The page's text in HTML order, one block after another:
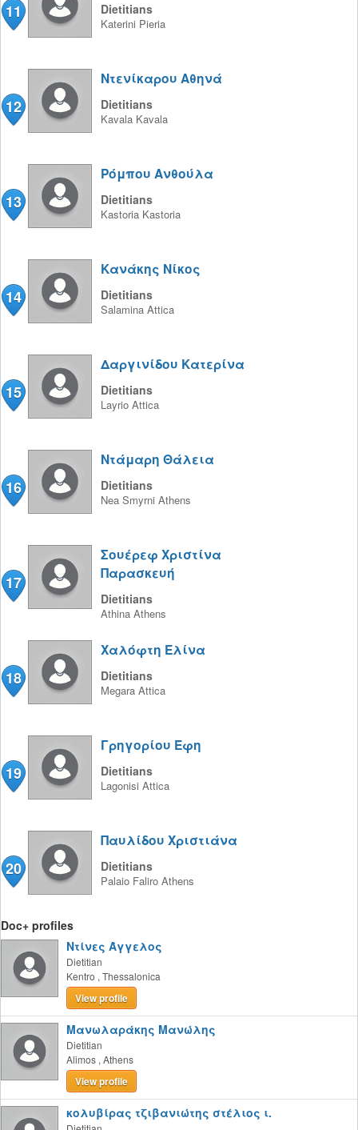
11 Dietitians
Katerini Pieria
12
Ντενίκαρου Αθηνά
Dietitians
Kavala Kavala
13
Ρόμπου Ανθούλα
Dietitians
Kastoria Kastoria
14
Κανάκης Νίκος
Dietitians
Salamina Attica
15
Δαργινίδου Κατερίνα
Dietitians
Layrio Attica
16
Ντάμαρη Θάλεια
Dietitians
Nea Smyrni Athens
17
Σουέρεφ Χριστίνα
Παρασκευή
Dietitians
Athina Athens
18
Χαλόφτη Ελίνα
Dietitians
Megara Attica
19
Γρηγορίου Έφη
Dietitians
Lagonisi Attica
20
Παυλίδου Χριστιάνα
Dietitians
Palaio Faliro Athens
Doc+ profiles
Ντίνες Άγγελος
Dietitian
Kentro , Thessalonica
View profile
Μανωλαράκης Μανώλης
Dietitian
Alimos , Athens
View profile
κολυβίρας τζιβανιώτης στέλιος ι.